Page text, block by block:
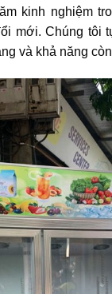
kinh nghiệm
mới. Chúng tôi
và khả năng